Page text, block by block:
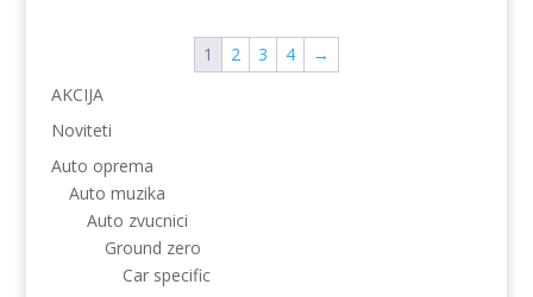
1 2 3 4
→
AKCIJA
Noviteti
Auto oprema
Auto muzika
Auto zvucnici
Ground zero
Car specific